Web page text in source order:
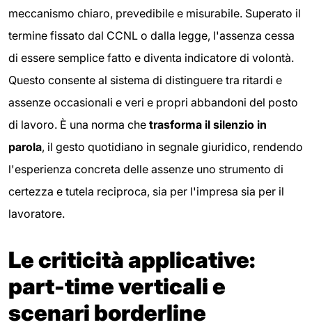
meccanismo chiaro, prevedibile e misurabile. Superato il
termine fissato dal CCNL o dalla legge, l'assenza cessa
di essere semplice fatto e diventa indicatore di volontà.
Questo consente al sistema di distinguere tra ritardi e
assenze occasionali e veri e propri abbandoni del posto
di lavoro. È una norma che trasforma il silenzio in
parola, il gesto quotidiano in segnale giuridico, rendendo
l'esperienza concreta delle assenze uno strumento di
certezza e tutela reciproca, sia per l'impresa sia per il
lavoratore.
Le criticità applicative:
part-time verticali e
scenari borderline